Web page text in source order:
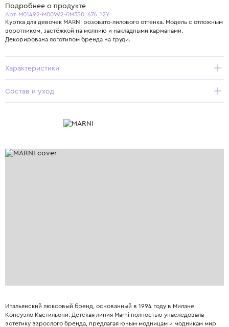
Подробнее о продукте
Арт. M01492-M00W2-0M350_676_12Y
Куртка для девочек MARNI розовато-лилового оттенка. Модель с отложным
воротником, застёжкой на молнию и накладными карманами.
Декорирована логотипом бренда на груди.
Характеристики
Состав и уход
Итальянский люксовый бренд, основанный в 1994 году в Милане
Консуэло Кастильони. Детская линия Marni полностью унаследовала
эстетику взрослого бренда, предлагая юным модницам и модникам мир